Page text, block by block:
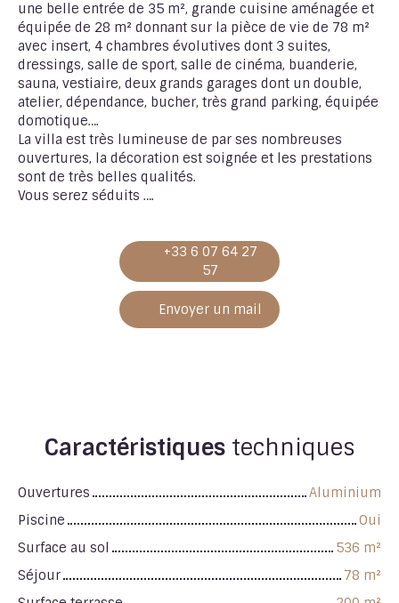
une belle entrée de 35 m², grande cuisine aménagée et
équipée de 28 m² donnant sur la pièce de vie de 78 m²
avec insert, 4 chambres évolutives dont 3 suites,
dressings, salle de sport, salle de cinéma, buanderie,
sauna, vestiaire, deux grands garages dont un double,
atelier, dépendance, bucher, très grand parking, équipée
domotique….
La villa est très lumineuse de par ses nombreuses
ouvertures, la décoration est soignée et les prestations
sont de très belles qualités.
Vous serez séduits ….
+33 6 07 64 27
57
Envoyer un mail
Caractéristiques techniques
Ouvertures
Aluminium
Piscine
Oui
Surface au sol
536 m²
Séjour
78 m²